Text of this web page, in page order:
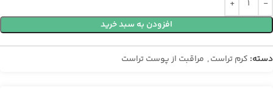
افزودن به سبد خرید
دسته: کرم تراست, مراقبت از پوست تراست